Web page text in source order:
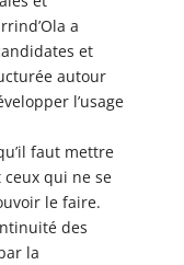
a
et
autour
l’usage
faut mettre
qui ne se
le faire.
des
la